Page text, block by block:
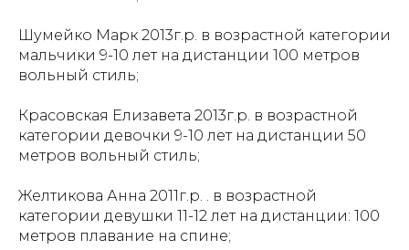
Шумейко Марк 2013г.р. в возрастной категории
мальчики 9-10 лет на дистанции 100 метров
вольный стиль;
Красовская Елизавета 2013г.р. в возрастной
категории девочки 9-10 лет на дистанции 50
метров вольный стиль;
Желтикова Анна 2011г.р. . в возрастной
категории девушки 11-12 лет на дистанции: 100
метров плавание на спине;